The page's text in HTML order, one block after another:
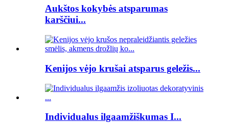
Aukštos kokybės atsparumas
karščiui...
Kenijos vėjo krušai atsparus geležis...
Individualus ilgaamžiškumas I...